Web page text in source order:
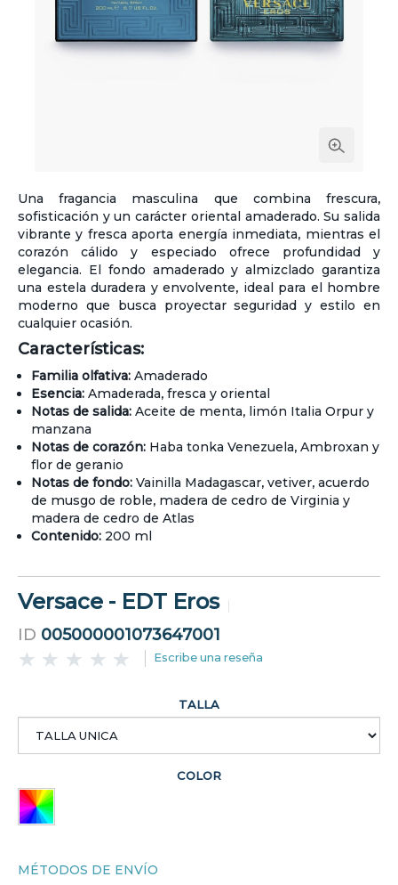
Una fragancia masculina que combina frescura,
sofisticación y un carácter oriental amaderado. Su salida
vibrante y fresca aporta energía inmediata, mientras el
corazón cálido y especiado ofrece profundidad y
elegancia. El fondo amaderado y almizclado garantiza
una estela duradera y envolvente, ideal para el hombre
moderno que busca proyectar seguridad y estilo en
cualquier ocasión.
Características:
Familia olfativa: Amaderado
Esencia: Amaderada, fresca y oriental
Notas de salida: Aceite de menta, limón Italia Orpur y
manzana
Notas de corazón: Haba tonka Venezuela, Ambroxan y
flor de geranio
Notas de fondo: Vainilla Madagascar, vetiver, acuerdo
de musgo de roble, madera de cedro de Virginia y
madera de cedro de Atlas
Contenido: 200 ml
Versace - EDT Eros
ID 005000001073647001
Escribe una reseña
TALLA
COLOR
MÉTODOS DE ENVÍO